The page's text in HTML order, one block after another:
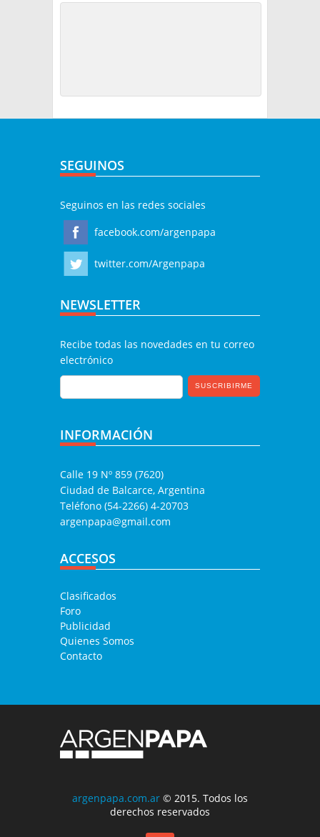
SEGUINOS
Seguinos en las redes sociales
facebook.com/argenpapa
twitter.com/Argenpapa
NEWSLETTER
Recibe todas las novedades en tu correo
electrónico
INFORMACIÓN
Calle 19 Nº 859 (7620)
Ciudad de Balcarce, Argentina
Teléfono (54-2266) 4-20703
argenpapa@gmail.com
ACCESOS
Clasificados
Foro
Publicidad
Quienes Somos
Contacto
argenpapa.com.ar © 2015. Todos los
derechos reservados